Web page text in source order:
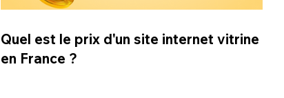
Quel est le prix d'un site internet vitrine
en France ?